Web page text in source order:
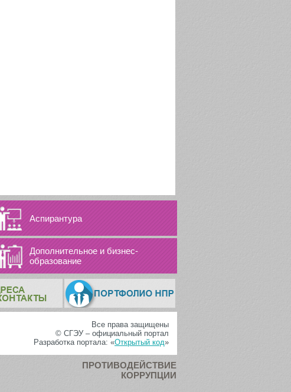
Аспирантура
Дополнительное и бизнес-
образование
Все права защищены
© СГЭУ – официальный портал
Разработка портала: «Открытый код»
ПРОТИВОДЕЙСТВИЕ
КОРРУПЦИИ